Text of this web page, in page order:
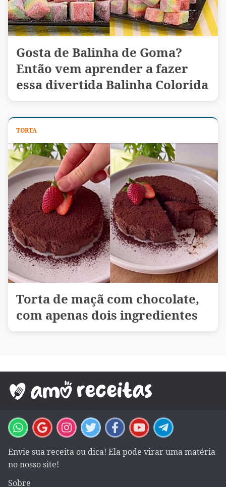
Gosta de Balinha de Goma?
Então vem aprender a fazer
essa divertida Balinha Colorida
TORTA
Torta de maçã com chocolate,
com apenas dois ingredientes
Envie sua receita ou dica! Ela pode virar uma matéria
no nosso site!
Sobre